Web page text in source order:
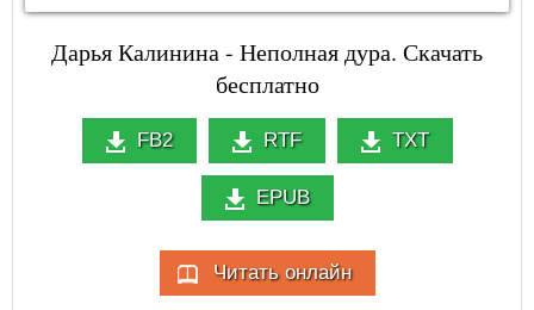
Дарья Калинина - Неполная дура. Скачать
бесплатно
FB2 RTF TXT
EPUB
Читать онлайн